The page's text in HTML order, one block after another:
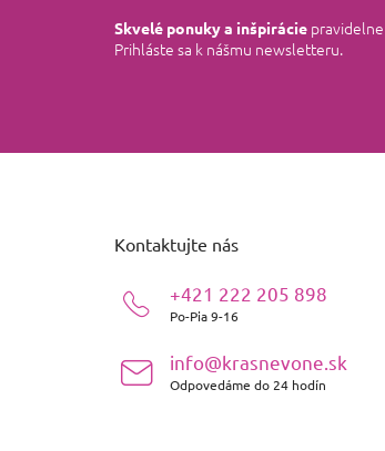
Skvelé ponuky a inšpirácie
Prihláste sa k nášmu newsletteru.
Kontaktujte nás
+421 222 205 898
Po-Pia 9-16
info@krasnevone.sk
Odpovedáme do 24 hodín